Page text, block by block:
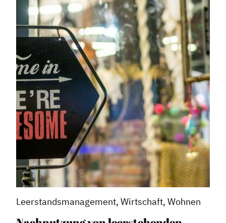
Dachverband
Leerstandsmanagement, Wirtschaft, Wohnen